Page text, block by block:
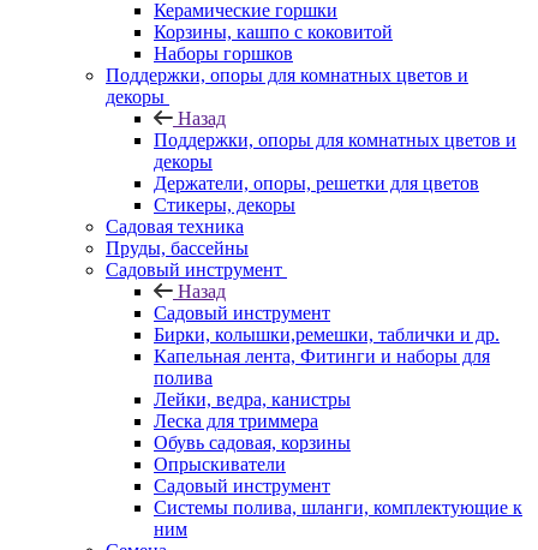
Керамические горшки
Корзины, кашпо с коковитой
Наборы горшков
Поддержки, опоры для комнатных цветов и
декоры
Назад
Поддержки, опоры для комнатных цветов и
декоры
Держатели, опоры, решетки для цветов
Стикеры, декоры
Садовая техника
Пруды, бассейны
Садовый инструмент
Назад
Садовый инструмент
Бирки, колышки,ремешки, таблички и др.
Капельная лента, Фитинги и наборы для
полива
Лейки, ведра, канистры
Леска для триммера
Обувь садовая, корзины
Опрыскиватели
Садовый инструмент
Системы полива, шланги, комплектующие к
ним